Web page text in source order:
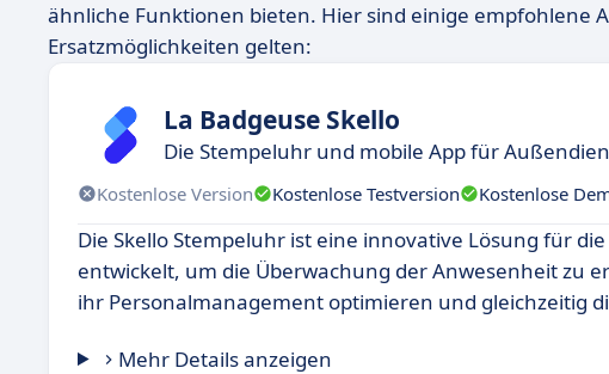
ähnliche Funktionen bieten. Hier sind einige empfohlene
Ersatzmöglichkeiten gelten:
La Badgeuse Skello
Die Stempeluhr und mobile App für
Kostenlose Version Kostenlose Testversion Kostenlose
Die Skello Stempeluhr ist eine innovative Lösung für
entwickelt, um die Überwachung der Anwesenheit zu
ihr Personalmanagement optimieren und gleichzeitig
Mehr Details anzeigen